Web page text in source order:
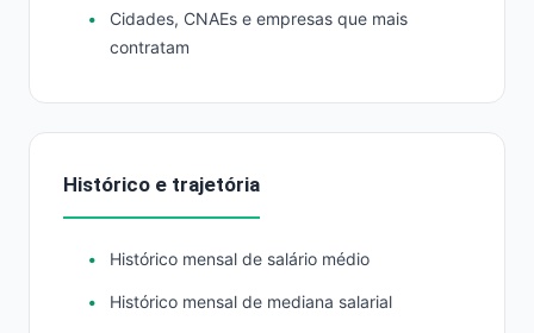
Cidades, CNAEs e empresas que mais
contratam
Histórico e trajetória
Histórico mensal de salário médio
Histórico mensal de mediana salarial